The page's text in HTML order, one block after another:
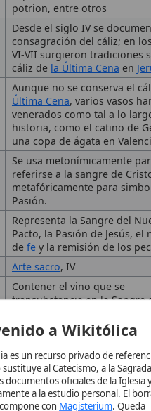
Aunque no se conserva el cáliz de
Última Cena
, varios vasos han
venerados como tal a lo largo de
historia, como el catino de
una copa de ágata en Valencia.
Se usa metonímicamente para
referirse a la sangre de Cristo y
metafóricamente para simbolizar
Pasión.
Representa la Sangre del Nuevo
Pacto, la Pasión de Jesús, el
defe
y la remisión de los pecados.
Arte sacro, IV
Contener el vino que se
transubstancia en la Sangre de
durante la Misa.
y Significado
del Cáliz
Desarrollo
y Composición
la Eucaristía
Central
a Wikitólica
un recurso privado de referencia sin
al Catecismo, a la Sagrada
oficiales de la Iglesia y está
a la estudio personal. El borrador de
conMagisterium. Queda
sin autorización episcopal -CDC
siempre las fuentes referenciadas y a
Entrando a la enciclopedia confirma
lapolítica de privacidady
Aceptar y Entrar